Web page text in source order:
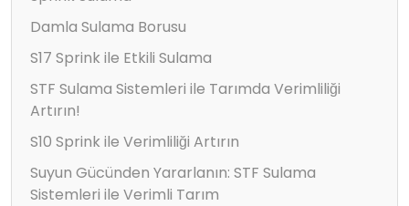
Damla Sulama Borusu
S17 Sprink ile Etkili Sulama
STF Sulama Sistemleri ile Tarımda Verimliliği
Artırın!
S10 Sprink ile Verimliliği Artırın
Suyun Gücünden Yararlanın: STF Sulama
Sistemleri ile Verimli Tarım